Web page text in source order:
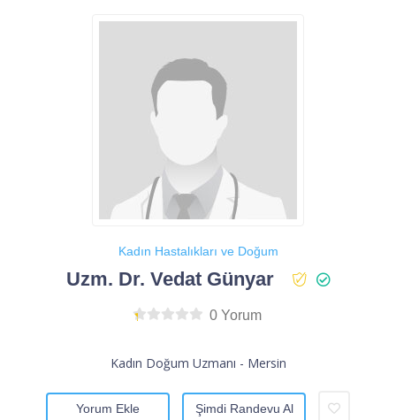
Kadın Hastalıkları ve Doğum
Uzm. Dr. Vedat Günyar
0 Yorum
Kadın Doğum Uzmanı - Mersin
Yorum Ekle Şimdi Randevu Al